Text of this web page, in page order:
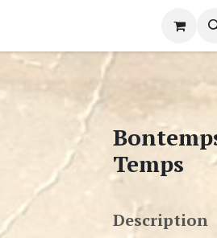
Temps
Description